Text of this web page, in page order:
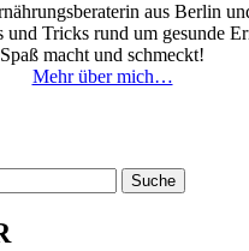
aus Berlin
und Tricks rund um gesunde
Spaß macht und schmeckt!
Mehr über mich…
Suche